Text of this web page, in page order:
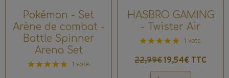
Pokémon - Set
Arène de combat -
Battle Spinner
Arena Set
1 vote.
HASBRO GAMING
- Twister Air
1 vote.
22,99€19,54€ TTC